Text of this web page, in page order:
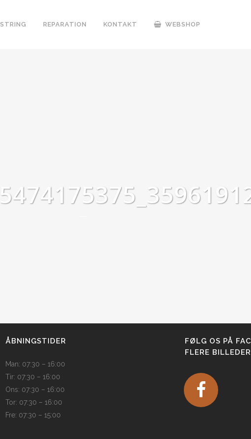
REPARATION KONTAKT WEBSHOP
ÅBNINGSTIDER
Man: 07:30 – 16:00
Tir: 07:30 – 16:00
Ons: 07:30 – 16:00
Tor: 07:30 – 16:00
Fre: 07:30 – 15:00
FØLG OS PÅ
FLERE BILLEDER